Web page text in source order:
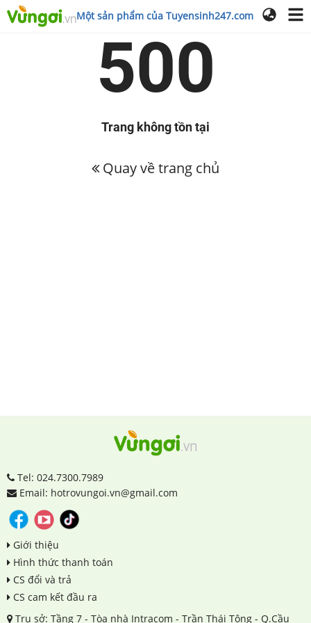
Một sản phẩm của Tuyensinh247.com
500
Trang không tồn tại
Quay về trang chủ
Tel: 024.7300.7989
Email: hotrovungoi.vn@gmail.com
Giới thiệu
Hình thức thanh toán
CS đổi và trả
CS cam kết đầu ra
Trụ sở: Tầng 7 - Tòa nhà Intracom - Trần Thái Tông - Q.Cầu